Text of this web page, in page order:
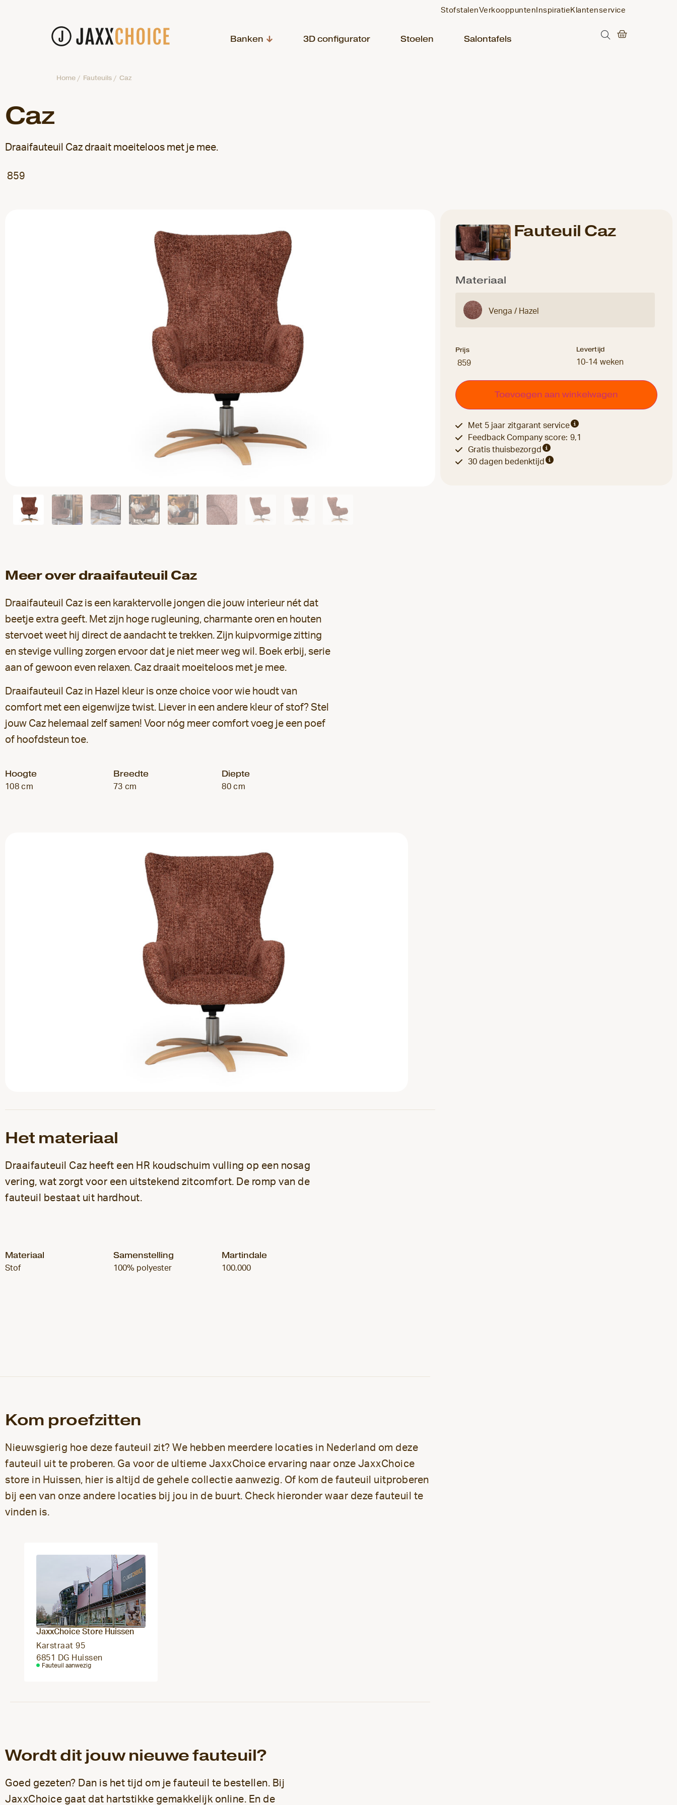
StofstalenVerkooppunten Inspiratie Klantenservice
Banken 3D configurator Stoelen Salontafels
Home / Fauteuils / Caz
Caz
Draaifauteuil Caz draait moeiteloos met je mee.
859
Fauteuil Caz
Materiaal
Venga / Hazel
859 10-14 weken
Toevoegen aan winkelwagen
Met 5 jaar zitgarant service
Feedback Company score: 9,1
Gratis thuisbezorgd
30 dagen bedenktijd
Meer over draaifauteuil Caz
Draaifauteuil Caz is een karaktervolle jongen die jouw interieur nét dat
beetje extra geeft. Met zijn hoge rugleuning, charmante oren en houten
stervoet weet hij direct de aandacht te trekken. Zijn kuipvormige zitting
en stevige vulling zorgen ervoor dat je niet meer weg wil. Boek erbij, serie
aan of gewoon even relaxen. Caz draait moeiteloos met je mee.
Draaifauteuil Caz in Hazel kleur is onze choice voor wie houdt van
comfort met een eigenwijze twist. Liever in een andere kleur of stof? Stel
jouw Caz helemaal zelf samen! Voor nóg meer comfort voeg je een poef
of hoofdsteun toe.
Hoogte
108 cm
Breedte
73 cm
Diepte
80 cm
Het materiaal
Draaifauteuil Caz heeft een HR koudschuim vulling op een nosag
vering, wat zorgt voor een uitstekend zitcomfort. De romp van de
fauteuil bestaat uit hardhout.
Materiaal
Stof
Samenstelling
100% polyester
Martindale
100.000
Kom proefzitten
Nieuwsgierig hoe deze fauteuil zit? We hebben meerdere locaties in Nederland om deze
fauteuil uit te proberen. Ga voor de ultieme JaxxChoice ervaring naar onze JaxxChoice
store in Huissen, hier is altijd de gehele collectie aanwezig. Of kom de fauteuil uitproberen
bij een van onze andere locaties bij jou in de buurt. Check hieronder waar deze fauteuil te
vinden is.
JaxxChoice Store Huissen
Karstraat 95
6851 DG Huissen
Fauteuil aanwezig
Wordt dit jouw nieuwe fauteuil?
Goed gezeten? Dan is het tijd om je fauteuil te bestellen. Bij
JaxxChoice gaat dat hartstikke gemakkelijk online. En de